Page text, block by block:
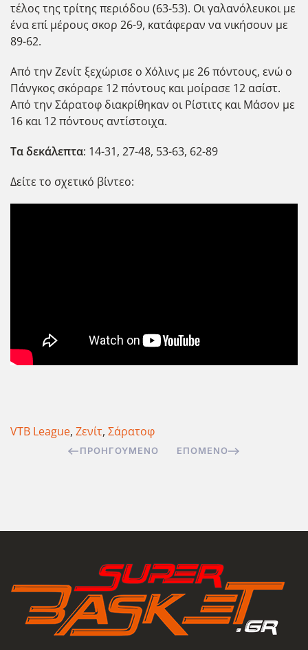
τέλος της τρίτης περιόδου (63-53). Οι γαλανόλευκοι με
ένα επί μέρους σκορ 26-9, κατάφεραν να νικήσουν με
89-62.
Από την Ζενίτ ξεχώρισε ο Χόλινς με 26 πόντους, ενώ ο
Πάνγκος σκόραρε 12 πόντους και μοίρασε 12 ασίστ.
Από την Σάρατοφ διακρίθηκαν οι Ρίστιτς και Μάσον με
16 και 12 πόντους αντίστοιχα.
Τα δεκάλεπτα: 14-31, 27-48, 53-63, 62-89
Δείτε το σχετικό βίντεο:
VTB League, Ζενίτ, Σάρατοφ
ΠΡΟΗΓΟΎΜΕΝΟ ΕΠΌΜΕΝΟ